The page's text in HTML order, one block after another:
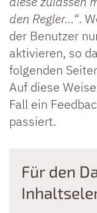
den Regler…“.
der Benutzer
aktivieren, so
folgenden
Auf diese
Fall ein
passiert.
Für den